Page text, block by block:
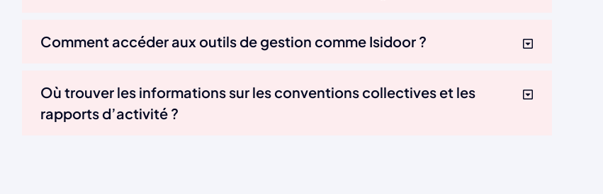
Comment accéder aux outils de gestion comme Isidoor ?
Où trouver les informations sur les conventions collectives et les
rapports d’activité ?